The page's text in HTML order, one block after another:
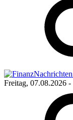
Freitag, 07.08.2026 -